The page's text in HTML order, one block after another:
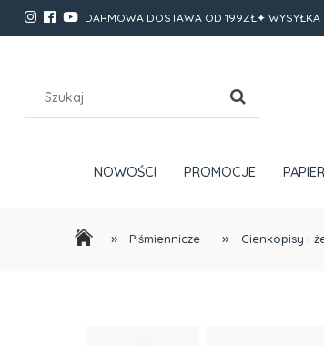
DARMOWA DOSTAWA OD 199ZŁ✦ WYSYŁKA
NOWOŚCI PROMOCJE
» Piśmiennicze » Cienkopisy i